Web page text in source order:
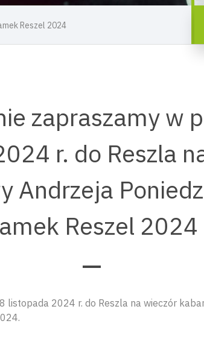
Reszel 2024
zapraszamy w
r. do Reszla
Andrzeja
Reszel 2024
listopada 2024 r. do Reszla na wieczór